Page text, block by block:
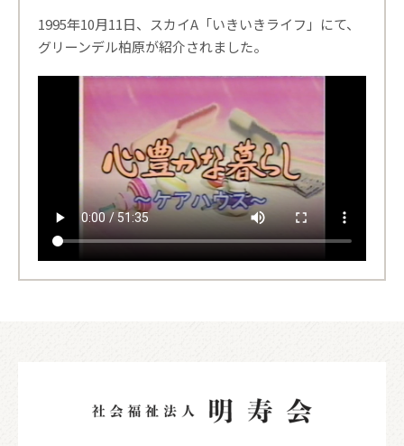
1995年10月11日、スカイA「いきいきライフ」にて、
グリーンデル柏原が紹介されました。